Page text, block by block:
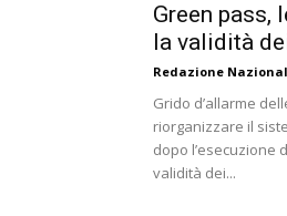
Green pass,
la validità
Redazione
Grido d’allarme
riorganizzare il
dopo l’esecuzione
validità dei...